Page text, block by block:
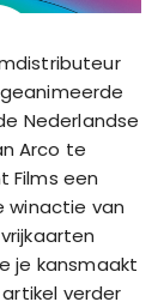
Nederlandse
Arco te
Films een
winactie van
je kansmaakt
verder